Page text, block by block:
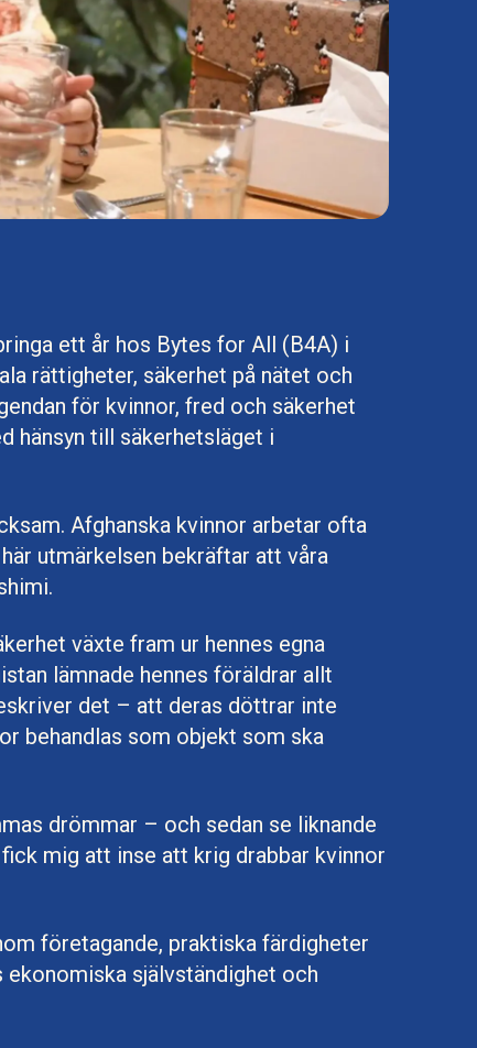
ett år hos Bytes for All (B4A) i
rättigheter, säkerhet på nätet och
för kvinnor, fred och säkerhet
hänsyn till säkerhetsläget i
Afghanska kvinnor arbetar ofta
utmärkelsen bekräftar att våra
växte fram ur hennes egna
lämnade hennes föräldrar allt
det – att deras döttrar inte
behandlas som objekt som ska
drömmar – och sedan se liknande
mig att inse att krig drabbar kvinnor
företagande, praktiska färdigheter
självständighet och